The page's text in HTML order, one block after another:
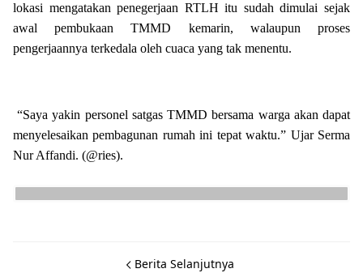
lokasi mengatakan penegerjaan RTLH itu sudah dimulai sejak
awal pembukaan TMMD kemarin, walaupun proses
pengerjaannya terkedala oleh cuaca yang tak menentu.
“Saya yakin personel satgas TMMD bersama warga akan dapat
menyelesaikan pembagunan rumah ini tepat waktu.” Ujar Serma
Nur Affandi. (@ries).
Berita Selanjutnya